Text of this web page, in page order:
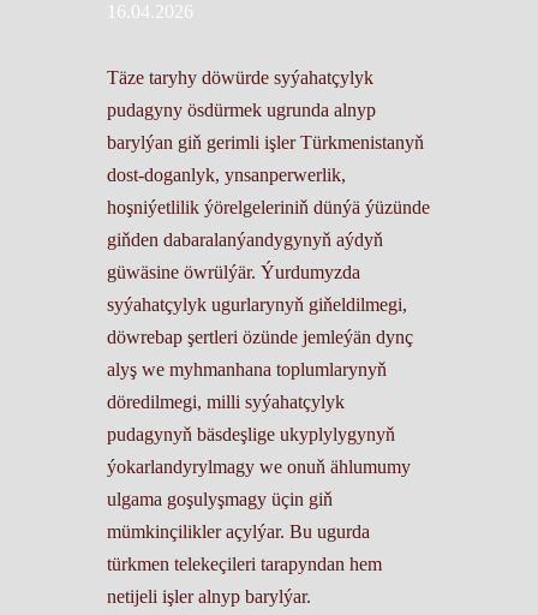
16.04.2026
Täze taryhy döwürde syýahatçylyk
pudagyny ösdürmek ugrunda alnyp
barylýan giň gerimli işler Türkmenistanyň
dost-doganlyk, ynsanperwerlik,
hoşniýetlilik ýörelgeleriniň dünýä ýüzünde
giňden dabaralanýandygynyň aýdyň
güwäsine öwrülýär. Ýurdumyzda
syýahatçylyk ugurlarynyň giňeldilmegi,
döwrebap şertleri özünde jemleýän dynç
alyş we myhmanhana toplumlarynyň
döredilmegi, milli syýahatçylyk
pudagynyň bäsdeşlige ukyplylygynyň
ýokarlandyrylmagy we onuň ählumumy
ulgama goşulyşmagy üçin giň
mümkinçilikler açylýar. Bu ugurda
türkmen telekeçileri tarapyndan hem
netijeli işler alnyp barylýar.